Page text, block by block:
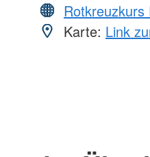
Rotkreuzkurs
Karte: Link